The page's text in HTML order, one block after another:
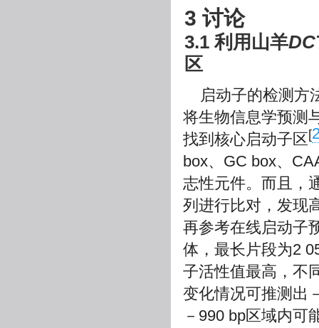
3 讨论
3.1 利用山羊
区
启动子的检测方
将生物信息学预测
找到核心启动子区[
box、GC box、
志性元件。而且，
列进行比对，发现
再参考在线启动子
体，最长片段为2
子活性值最高，不
变化情况可推测出
－990 bp区域内可